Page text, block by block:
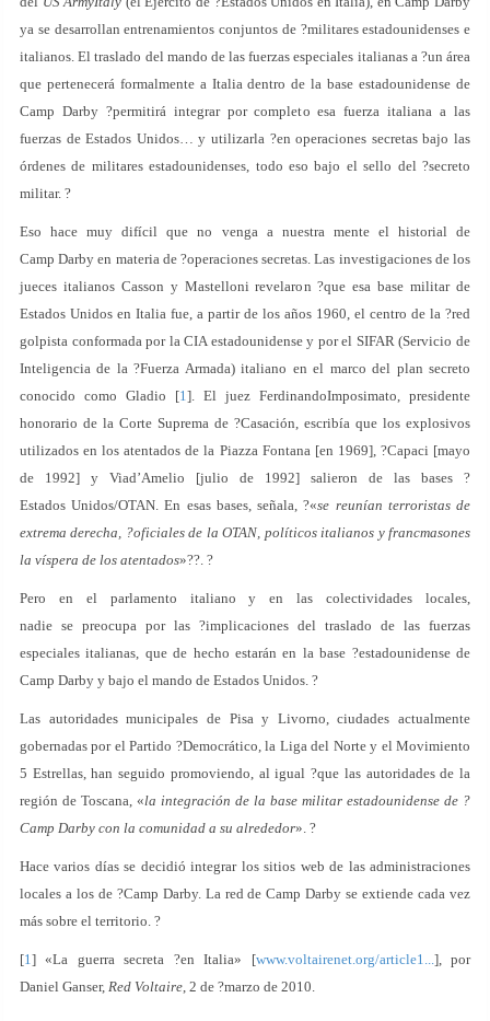
ya se desarrollan entrenamientos conjuntos de ?militares estadounidenses e
italianos. El traslado del mando de las fuerzas especiales italianas a ?un área
que pertenecerá formalmente a Italia dentro de la base estadounidense de
Camp Darby ?permitirá integrar por completo esa fuerza italiana a las
fuerzas de Estados Unidos… y utilizarla ?en operaciones secretas bajo las
órdenes de militares estadounidenses, todo eso bajo el sello del ?secreto
militar. ?
Eso hace muy difícil que no venga a nuestra mente el historial de
Camp Darby en materia de ?operaciones secretas. Las investigaciones de los
jueces italianos Casson y Mastelloni revelaron ?que esa base militar de
Estados Unidos en Italia fue, a partir de los años 1960, el centro de la ?red
golpista conformada por la CIA estadounidense y por el SIFAR (Servicio de
Inteligencia de la ?Fuerza Armada) italiano en el marco del plan secreto
conocido como Gladio [1]. El juez FerdinandoImposimato, presidente
honorario de la Corte Suprema de ?Casación, escribía que los explosivos
utilizados en los atentados de la Piazza Fontana [en 1969], ?Capaci [mayo
de 1992] y Viad’Amelio [julio de 1992] salieron de las bases ?
Estados Unidos/OTAN. En esas bases, señala, ?«se reunían terroristas de
extrema derecha, ?oficiales de la OTAN, políticos italianos y francmasones
la víspera de los atentados»??. ?
Pero en el parlamento italiano y en las colectividades locales,
nadie se preocupa por las ?implicaciones del traslado de las fuerzas
especiales italianas, que de hecho estarán en la base ?estadounidense de
Camp Darby y bajo el mando de Estados Unidos. ?
Las autoridades municipales de Pisa y Livorno, ciudades actualmente
gobernadas por el Partido ?Democrático, la Liga del Norte y el Movimiento
5 Estrellas, han seguido promoviendo, al igual ?que las autoridades de la
región de Toscana, «la integración de la base militar estadounidense de ?
Camp Darby con la comunidad a su alrededor». ?
Hace varios días se decidió integrar los sitios web de las administraciones
locales a los de ?Camp Darby. La red de Camp Darby se extiende cada vez
más sobre el territorio. ?
[1] «La guerra secreta ?en Italia» [www.voltairenet.org/article1...], por
Daniel Ganser, Red Voltaire, 2 de ?marzo de 2010.